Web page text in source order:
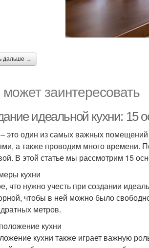
дальше →
заинтересовать
идеальной кухни: 15
это один из самых важных
а также проводим много времени.
В этой статье мы рассмотрим 15
кухни
что нужно учесть при создании
чтобы в ней можно было
метров.
кухни
кухни также играет важную